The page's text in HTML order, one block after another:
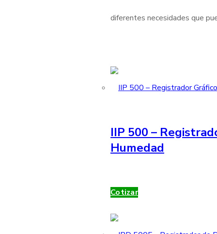
diferentes necesidades que
IIP 500 –
Humedad
Cotizar